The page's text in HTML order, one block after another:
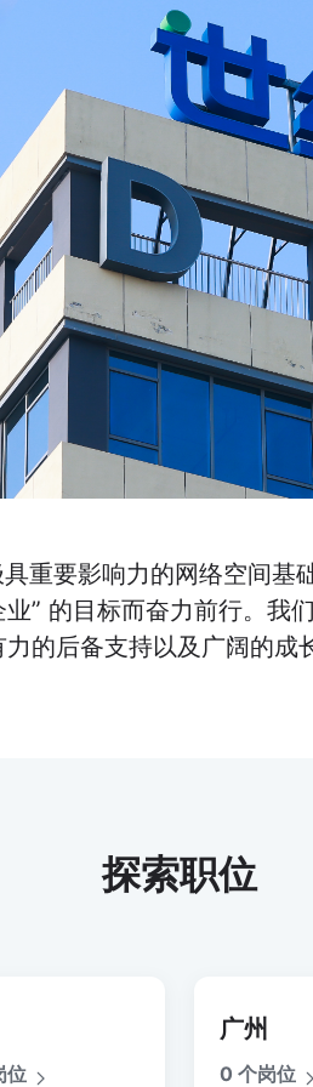
重要影响力的网络空间基
” 的目标而奋力前行。我
的后备支持以及广阔的成
探索职位
位
广州
0 个岗位